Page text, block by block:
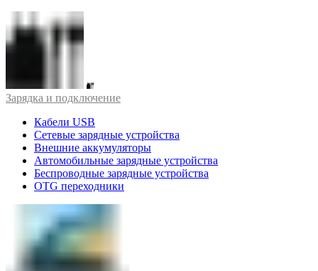
Зарядка и подключение
Кабели USB
Сетевые зарядные устройства
Внешние аккумуляторы
Автомобильные зарядные устройства
Беспроводные зарядные устройства
OTG переходники